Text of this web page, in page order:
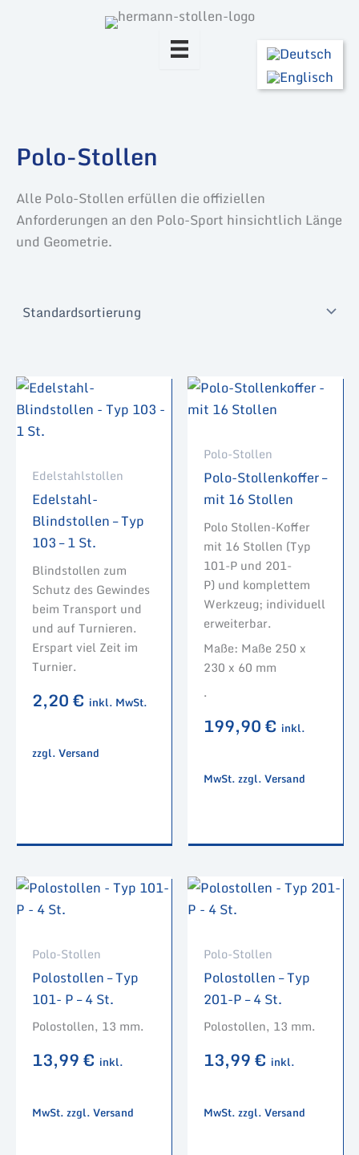
Polo-Stollen
Alle Polo-Stollen erfüllen die offiziellen
Anforderungen an den Polo-Sport hinsichtlich Länge
und Geometrie.
Edelstahlstollen
Edelstahl-
Blindstollen – Typ
103 – 1 St.
Blindstollen zum
Schutz des Gewindes
beim Transport und
und auf Turnieren.
Erspart viel Zeit im
Turnier.
2,20€ inkl. MwSt.
zzgl. Versand
Polo-Stollen
Polo-Stollenkoffer –
mit 16 Stollen
Polo Stollen-Koffer
mit 16 Stollen (Typ
101-P und 201-
P) und komplettem
Werkzeug; individuell
erweiterbar.
Maße: Maße 250 x
230 x 60 mm
.
199,90€ inkl.
MwSt. zzgl. Versand
Polo-Stollen
Polostollen – Typ
101- P – 4 St.
Polostollen, 13 mm.
13,99€ inkl.
MwSt. zzgl. Versand
Polo-Stollen
Polostollen – Typ
201-P – 4 St.
Polostollen, 13 mm.
13,99€ inkl.
MwSt. zzgl. Versand